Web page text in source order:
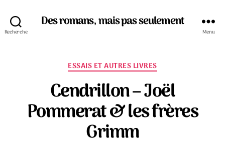
Recherche
Des romans, mais pas seulement
Menu
Catégories
ESSAIS ET AUTRES LIVRES
Cendrillon – Joël
Pommerat & les frères
Grimm